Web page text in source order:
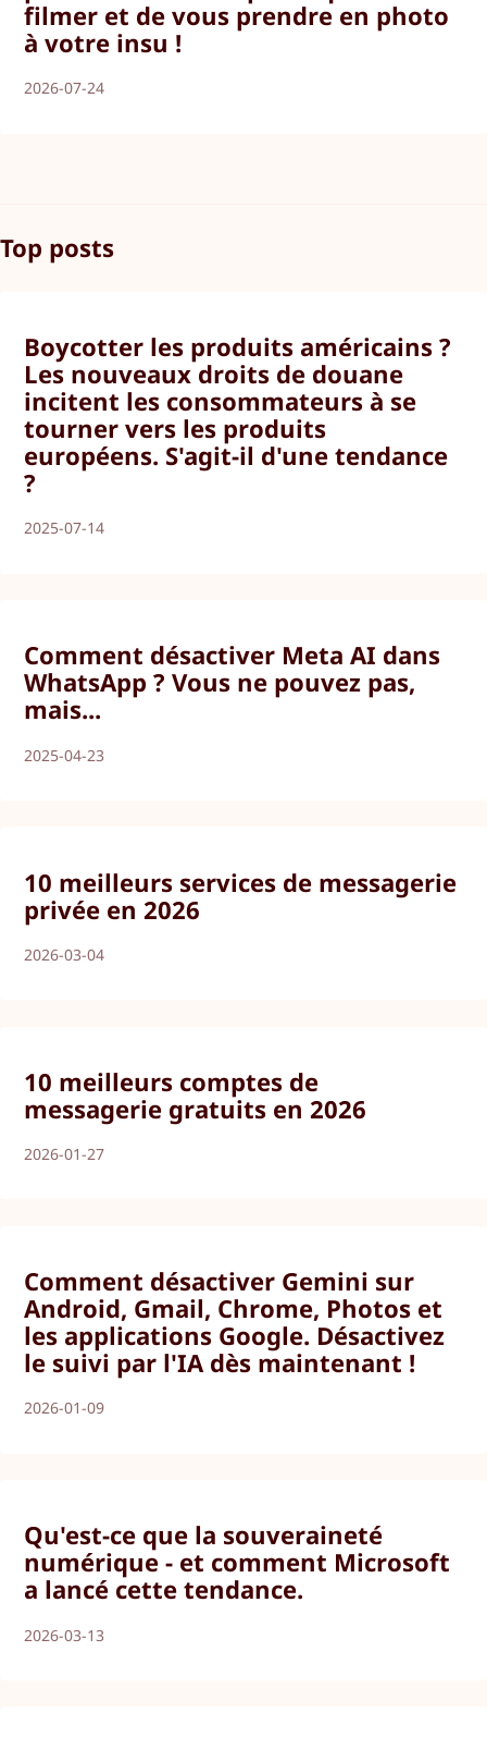
filmer et de vous prendre en photo
à votre insu !
2026-07-24
Top posts
Boycotter les produits américains ?
Les nouveaux droits de douane
incitent les consommateurs à se
tourner vers les produits
européens. S'agit-il d'une tendance
?
2025-07-14
Comment désactiver Meta AI dans
WhatsApp ? Vous ne pouvez pas,
mais...
2025-04-23
10 meilleurs services de messagerie
privée en 2026
2026-03-04
10 meilleurs comptes de
messagerie gratuits en 2026
2026-01-27
Comment désactiver Gemini sur
Android, Gmail, Chrome, Photos et
les applications Google. Désactivez
le suivi par l'IA dès maintenant !
2026-01-09
Qu'est-ce que la souveraineté
numérique - et comment Microsoft
a lancé cette tendance.
2026-03-13